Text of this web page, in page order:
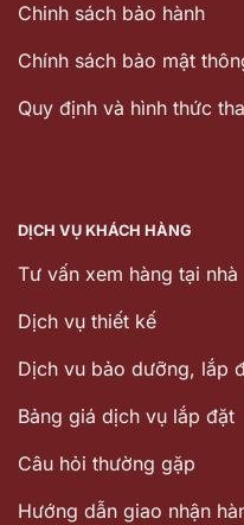
Chinh sách bảo hành
Chính sách bảo mật
Quy định và hình thức
DỊCH VỤ KHÁCH HÀNG
Tư vấn xem hàng tại nhà
Dịch vụ thiết kế
Dịch vu bảo dưỡng, lắp
Bảng giá dịch vụ lắp đặt
Câu hỏi thường gặp
Hướng dẫn giao nhận